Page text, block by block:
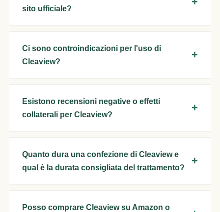
sito ufficiale?
Ci sono controindicazioni per l'uso di
Cleaview?
Esistono recensioni negative o effetti
collaterali per Cleaview?
Quanto dura una confezione di Cleaview e
qual è la durata consigliata del trattamento?
Posso comprare Cleaview su Amazon o